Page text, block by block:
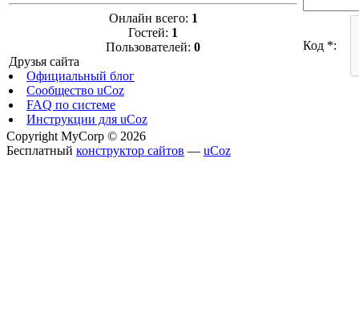
Онлайн всего: 1
Гостей: 1
Пользователей: 0
Друзья сайта
Официальный блог
Сообщество uCoz
FAQ по системе
Инструкции для uCoz
Код *:
Copyright MyCorp © 2026
Бесплатный конструктор сайтов — uCoz